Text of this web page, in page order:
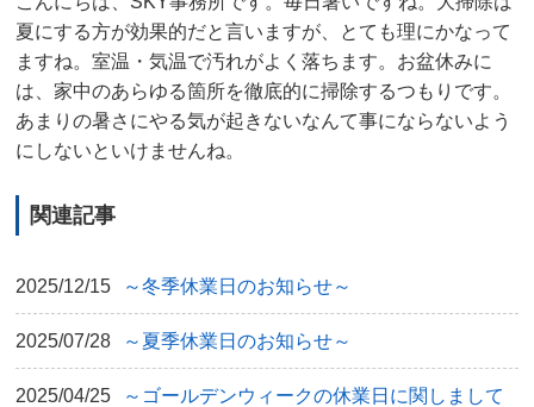
夏にする方が効果的だと言いますが、とても理にかなって
ますね。室温・気温で汚れがよく落ちます。お盆休みに
は、家中のあらゆる箇所を徹底的に掃除するつもりです。
あまりの暑さにやる気が起きないなんて事にならないよう
にしないといけませんね。
関連記事
2025/12/15 ～冬季休業日のお知らせ～
2025/07/28 ～夏季休業日のお知らせ～
2025/04/25
～ゴールデンウィークの休業日に関しまして